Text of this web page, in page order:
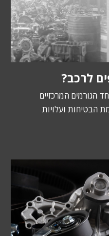
לרכב?
הגורמים המרכזיים
הבטיחות ועלויות